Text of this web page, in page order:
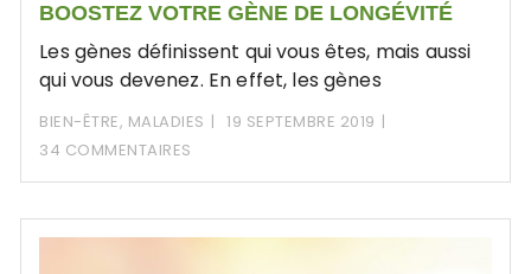
BOOSTEZ VOTRE GÈNE DE LONGÉVITÉ
Les gènes définissent qui vous êtes, mais aussi
qui vous devenez. En effet, les gènes
BIEN-ÊTRE, MALADIES
19 SEPTEMBRE 2019
34 COMMENTAIRES